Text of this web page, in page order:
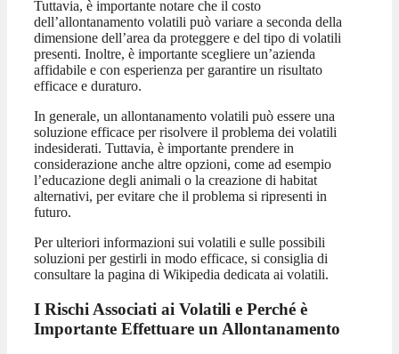
Tuttavia, è importante notare che il costo
dell’allontanamento volatili può variare a seconda della
dimensione dell’area da proteggere e del tipo di volatili
presenti. Inoltre, è importante scegliere un’azienda
affidabile e con esperienza per garantire un risultato
efficace e duraturo.
In generale, un allontanamento volatili può essere una
soluzione efficace per risolvere il problema dei volatili
indesiderati. Tuttavia, è importante prendere in
considerazione anche altre opzioni, come ad esempio
l’educazione degli animali o la creazione di habitat
alternativi, per evitare che il problema si ripresenti in
futuro.
Per ulteriori informazioni sui volatili e sulle possibili
soluzioni per gestirli in modo efficace, si consiglia di
consultare la pagina di Wikipedia dedicata ai volatili.
I Rischi Associati ai Volatili e Perché è
Importante Effettuare un Allontanamento